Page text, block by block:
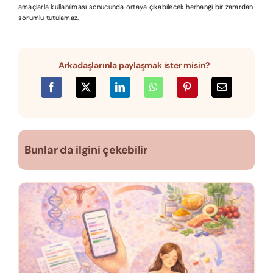
amaçlarla kullanılması sonucunda ortaya çıkabilecek herhangi bir zarardan
sorumlu tutulamaz.
Arkadaşlarınla paylaşmak ister misin?
Bunlar da ilgini çekebilir